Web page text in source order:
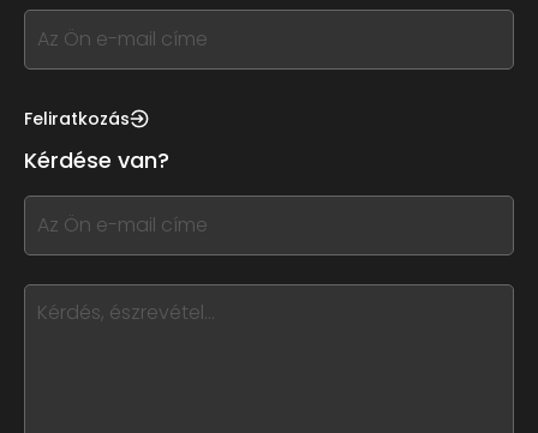
If
you
this,
this
form
field
blank
Feliratkozás
Kérdése van?
If
you
this,